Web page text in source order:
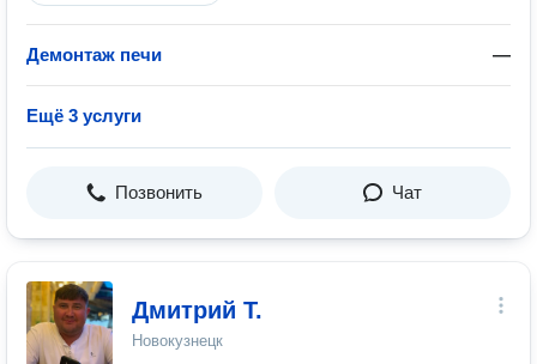
Демонтаж печи —
Ещё 3 услуги
Позвонить Чат
Дмитрий Т.
Новокузнецк